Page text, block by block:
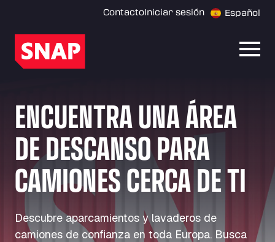
ContactoIniciar sesión Español
ENCUENTRA UNA ÁREA
DE DESCANSO PARA
CAMIONES CERCA DE TI
Descubre aparcamientos y lavaderos de
camiones de confianza en toda Europa. Busca